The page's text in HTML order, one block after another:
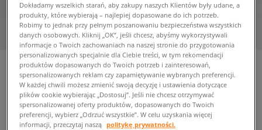
TIMBERLAND SOLAR WAVE LT
męskie, buty outdoor
Dokładamy wszelkich starań, aby zakupy naszych Klientów były udane, a
produkty, które wybierają – najlepiej dopasowane do ich potrzeb.
Robimy to jednak przy pełnym poszanowaniu bezpieczeństwa wszystkich
danych osobowych. Kliknij „OK”, jeśli chcesz, abyśmy wykorzystywali
informacje o Twoich zachowaniach na naszej stronie do przygotowania
personalizowanych specjalnie dla Ciebie treści, w tym rekomendacji
produktów dopasowanych do Twoich potrzeb i zainteresowań,
spersonalizowanych reklam czy zapamiętywanie wybranych preferencji.
W każdej chwili możesz zmienić swoją decyzję i ustawienia dotyczące
plików cookie wybierając „Dostosuj”. Jeśli nie chcesz otrzymywać
spersonalizowanej oferty produktów, dopasowanych do Twoich
preferencji, wybierz „Odrzuć wszystkie”. W celu uzyskania więcej
informacji, przeczytaj naszą politykę prywatności.